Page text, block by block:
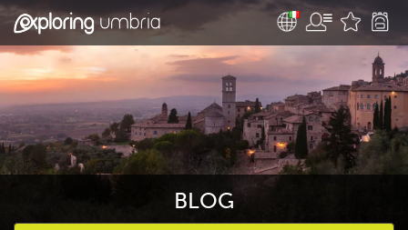
BLOG